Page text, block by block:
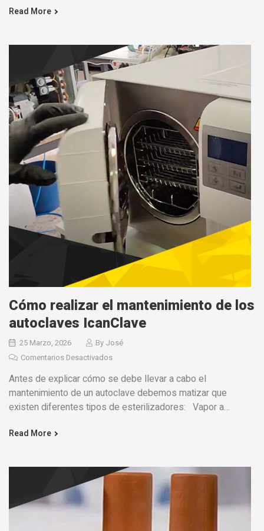
Read More
Cómo realizar el mantenimiento de los
autoclaves IcanClave
25 Marzo, 2026 By José
Comentarios Desactivados
Antes de explicar cómo se debe llevar a cabo el
mantenimiento de un autoclave debemos matizar que
existen diferentes tipos de esterilizadores: Vapor a
Read More